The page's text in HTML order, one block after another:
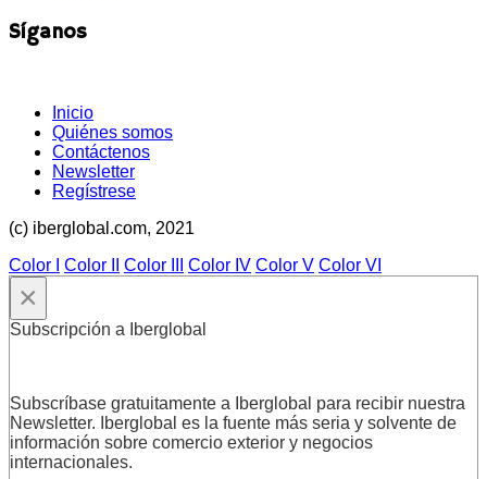
Síganos
Inicio
Quiénes somos
Contáctenos
Newsletter
Regístrese
(c) iberglobal.com, 2021
Color I
Color II Color III Color IV Color V Color VI
×
Subscripción a Iberglobal
Subscríbase gratuitamente a Iberglobal para recibir nuestra
Newsletter. Iberglobal es la fuente más seria y solvente de
información sobre comercio exterior y negocios
internacionales.